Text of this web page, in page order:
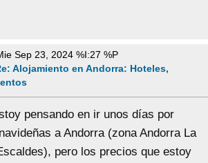
Sep 23, 2024 %I:27 %P
Alojamiento en Andorra: Hoteles,
pensando en ir unos días por
a Andorra (zona Andorra La
pero los precios que estoy